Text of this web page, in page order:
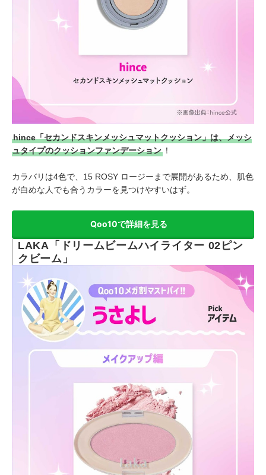
hince「セカンドスキンメッシュマットクッション」は、メッシ
ュタイプのクッションファンデーション ！
カラバリは4色で、15 ROSY ロージーまで展開があるため、肌色
が白めな人でも合うカラーを見つけやすいはず。
Qoo10で詳細を見る
LAKA「ドリームビームハイライター 02ピン
クビーム」